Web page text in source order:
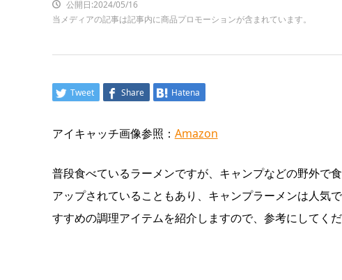
公開日:2024/05/16
当メディアの記事は記事内に商品プロモーションが含まれています。
Tweet Share Hatena
アイキャッチ画像参照： Amazon
普段食べているラーメンですが、キャンプなどの野外で
アップされていることもあり、キャンプラーメンは人気
すすめの調理アイテムを紹介しますので、参考にしてくだ